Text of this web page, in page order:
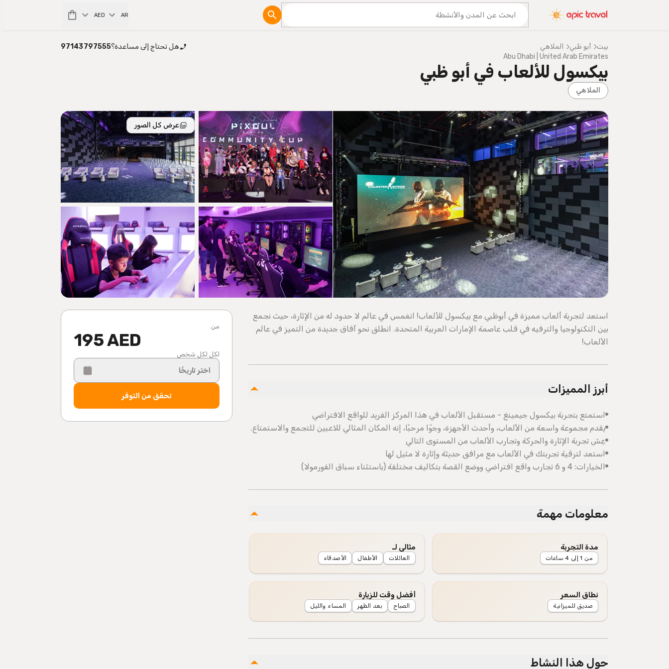
المزيد من المغامرات AR
AED
بيت أبو ظبي الملاهي هل تحتاج إلى مساعدة؟97143797555
Abu Dhabi | United Arab Emirates
بيكسول للألعاب في أبو ظبي
الملاهي
عرض كل الصور
من
195 AED
لكل لكل شخص
اختر تاريخًا
تحقق من التوفر
استعد لتجربة ألعاب مميزة في أبوظبي مع بيكسول للألعاب! انغمس في عالم لا حدود له من الإثارة، حيث نجمع
بين التكنولوجيا والترفيه في قلب عاصمة الإمارات العربية المتحدة. انطلق نحو آفاق جديدة من التميز في عالم
الألعاب!
أبرز المميزات
استمتع بتجربة بيكسول جيمينغ - مستقبل الألعاب في هذا المركز الفريد للواقع الافتراضي
يقدم مجموعة واسعة من الألعاب، وأحدث الأجهزة، وجوًا مرحبًا، إنه المكان المثالي للاعبين للتجمع والاستمتاع.
عِش تجربة الإثارة والحركة وتجارب الألعاب من المستوى التالي
استعد لترقية تجربتك في الألعاب مع مرافق حديثة وإثارة لا مثيل لها
الخيارات: 4 و 6 تجارب واقع افتراضي ووضع القصة بتكاليف مختلفة (باستثناء سباق الفورمولا)
معلومات مهمة
مدة التجربة
من 1 إلى 4 ساعات
مثالي لـ
العائلات الأطفال الأصدقاء
نطاق السعر
صديق للميزانية
أفضل وقت للزيارة
الصباح بعد الظهر المساء والليل
حول هذا النشاط